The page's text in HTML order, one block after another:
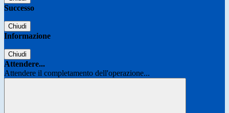
Successo
Chiudi
Informazione
Chiudi
Attendere...
Attendere il completamento dell'operazione...